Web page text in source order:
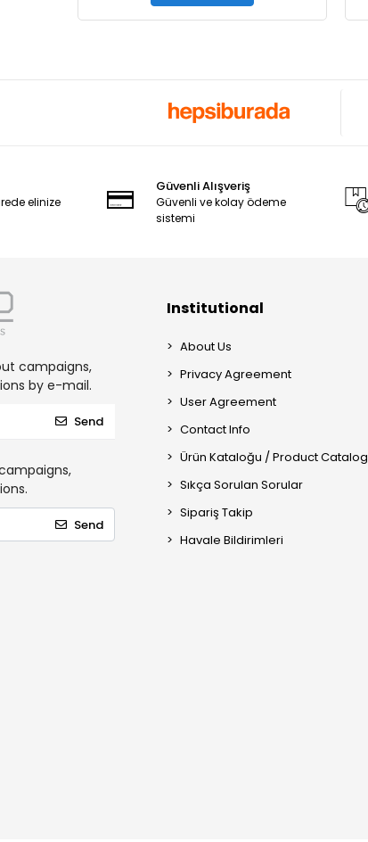
elinize
Güvenli Alışveriş
Güvenli ve kolay ödeme
sistemi
campaigns,
by e-mail.
Send
Send
Institutional
About Us
Privacy Agreement
User Agreement
Contact Info
Ürün Kataloğu / Product Catalog
Sıkça Sorulan Sorular
Sipariş Takip
Havale Bildirimleri